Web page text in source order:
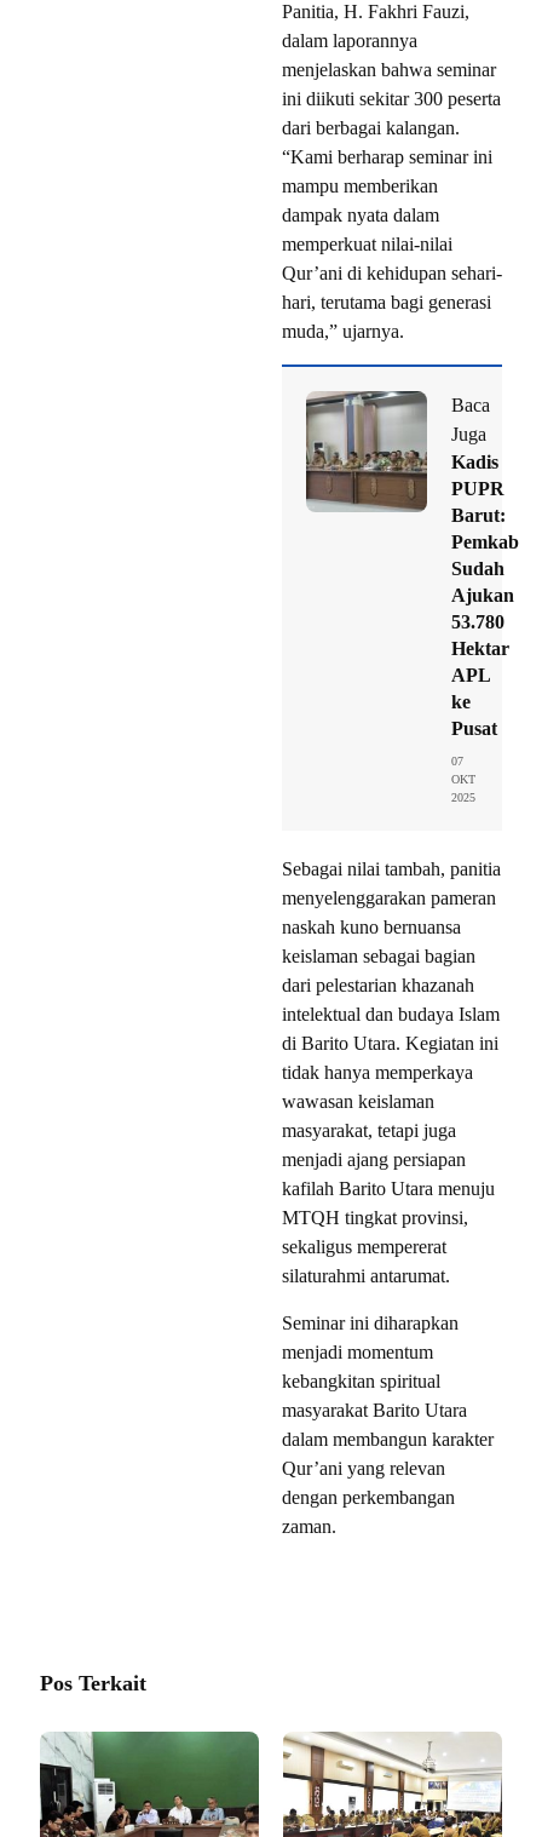
Panitia, H. Fakhri Fauzi,
dalam laporannya
menjelaskan bahwa seminar
ini diikuti sekitar 300 peserta
dari berbagai kalangan.
“Kami berharap seminar ini
mampu memberikan
dampak nyata dalam
memperkuat nilai-nilai
Qur’ani di kehidupan sehari-
hari, terutama bagi generasi
muda,” ujarnya.
Baca
Juga
Kadis
PUPR
Barut:
Pemkab
Sudah
Ajukan
53.780
Hektar
APL
ke
Pusat
07
OKT
2025
Sebagai nilai tambah, panitia
menyelenggarakan pameran
naskah kuno bernuansa
keislaman sebagai bagian
dari pelestarian khazanah
intelektual dan budaya Islam
di Barito Utara. Kegiatan ini
tidak hanya memperkaya
wawasan keislaman
masyarakat, tetapi juga
menjadi ajang persiapan
kafilah Barito Utara menuju
MTQH tingkat provinsi,
sekaligus mempererat
silaturahmi antarumat.
Seminar ini diharapkan
menjadi momentum
kebangkitan spiritual
masyarakat Barito Utara
dalam membangun karakter
Qur’ani yang relevan
dengan perkembangan
zaman.
Pos Terkait